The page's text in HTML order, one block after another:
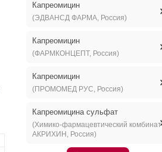
Капреомицин
(ЭДВАНСД ФАРМА, Россия)
Капреомицин
(ФАРМКОНЦЕПТ, Россия)
Капреомицин
(ПРОМОМЕД РУС, Россия)
Капреомицина сульфат
(Химико-фармацевтический комбинат
АКРИХИН, Россия)